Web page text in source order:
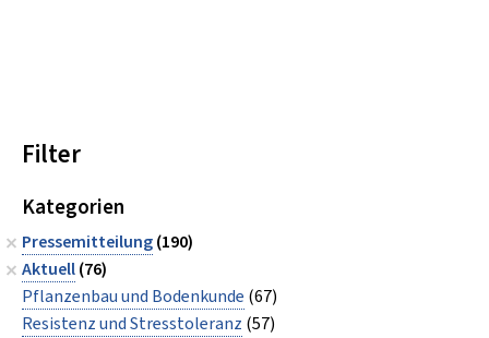
Filter
Kategorien
Pressemitteilung(190)
Aktuell(76)
Pflanzenbau und Bodenkunde (67)
Resistenz und Stresstoleranz (57)